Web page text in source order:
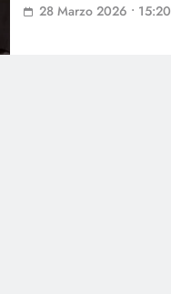
28 Marzo 2026 • 15:20